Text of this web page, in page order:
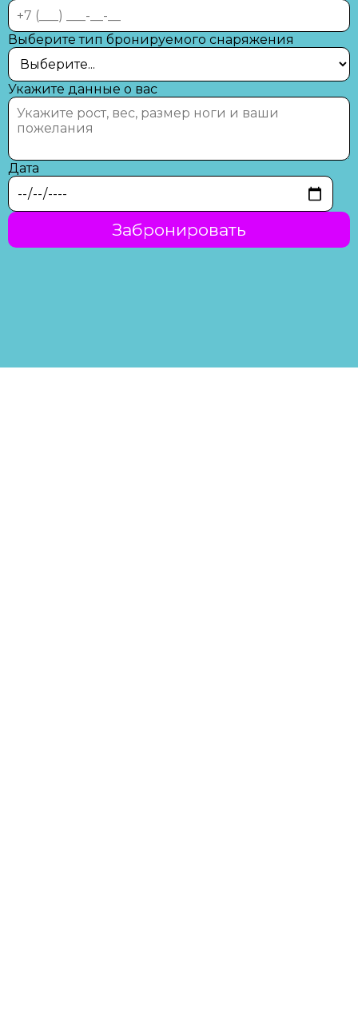
Выберите тип бронируемого снаряжения
Укажите данные о вас
Дата
Забронировать